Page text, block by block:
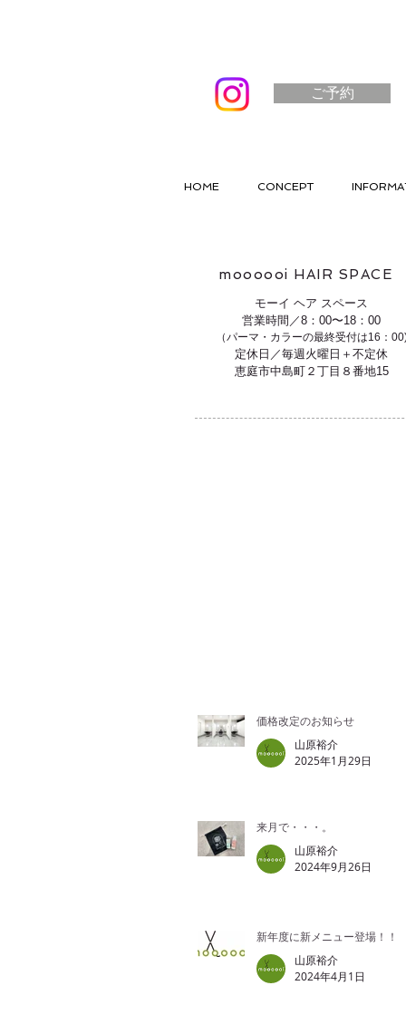
ご予約
HOME CONCEPT
moooooi HAIR SPACE
モーイ ヘア スペース
営業時間／8：00〜18：00
（パーマ・カラーの最終受付は16：
定休日／毎週火曜日＋不定休
恵庭市中島町２丁目８番地15
価格改定のお知らせ
山原裕介
2025年1月29日
来月で・・・。
山原裕介
2024年9月26日
新年度に新メニュー登場！！
山原裕介
2024年4月1日